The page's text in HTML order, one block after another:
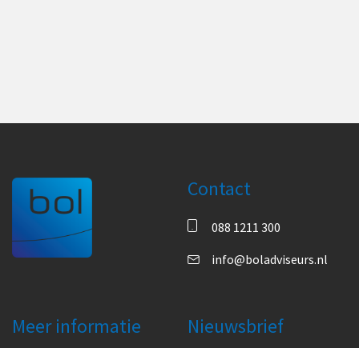
Contact
088 1211 300
info@boladviseurs.nl
Meer informatie Nieuwsbrief